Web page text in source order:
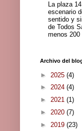
La plaza
escenario
sentido y
de Todos
menos 200
Archivo del
► 2025 (4)
► 2024 (4)
► 2021 (1)
► 2020 (7)
► 2019 (23)